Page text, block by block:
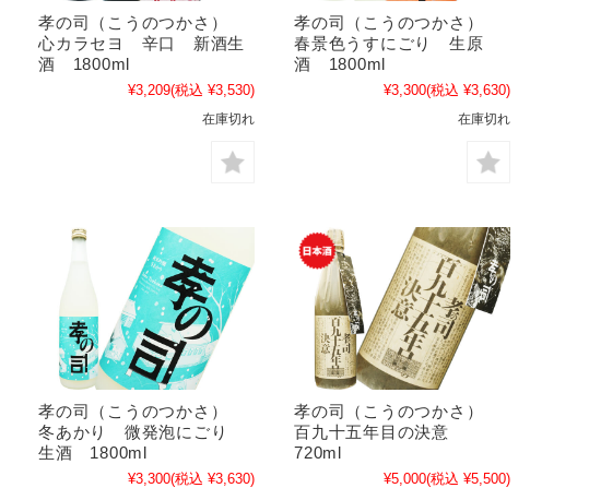
孝の司（こうのつかさ）
心カラセヨ 辛口 新酒生
酒 1800ml
¥3,209(税込 ¥3,530)
在庫切れ
孝の司（こうのつかさ）
春景色うすにごり 生原
酒 1800ml
¥3,300(税込 ¥3,630)
在庫切れ
孝の司（こうのつかさ）
冬あかり 微発泡にごり
生酒 1800ml
¥3,300(税込 ¥3,630)
孝の司（こうのつかさ）
百九十五年目の決意
720ml
¥5,000(税込 ¥5,500)